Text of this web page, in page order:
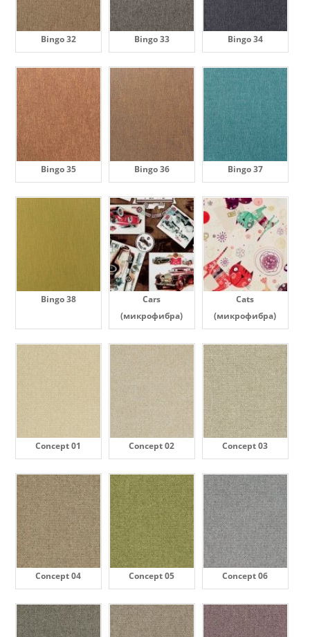
Bingo 32 Bingo 33 Bingo 34
Bingo 35 Bingo 36 Bingo 37
Bingo 38
Cars
(микрофибра)
Cats
(микрофибра)
Concept 01 Concept 02 Concept 03
Concept 04 Concept 05 Concept 06